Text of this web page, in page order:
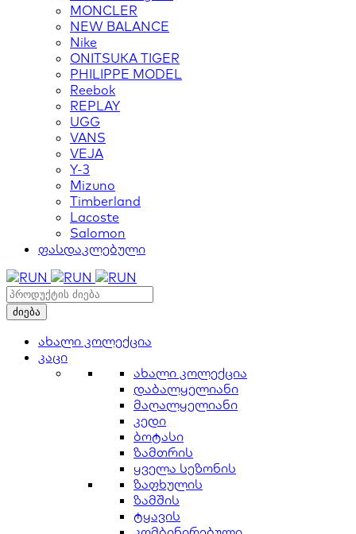
MONCLER
NEW BALANCE
Nike
ONITSUKA TIGER
PHILIPPE MODEL
Reebok
REPLAY
UGG
VANS
VEJA
Y-3
Mizuno
Timberland
Lacoste
Salomon
ფასდაკლებული
ახალი კოლექცია
კაცი
ახალი კოლექცია
დაბალყელიანი
მაღალყელიანი
კედი
ბოტასი
ზამთრის
ყველა სეზონის
ზაფხულის
ზამშის
ტყავის